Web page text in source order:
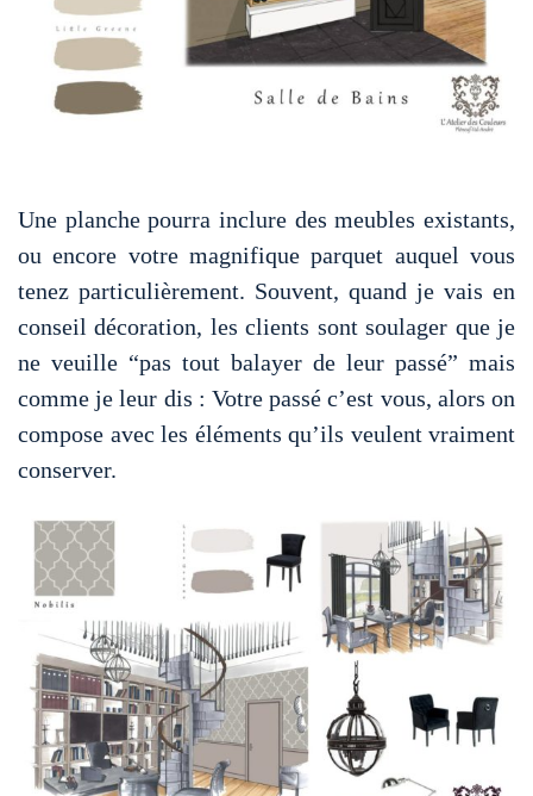
Une planche pourra inclure des meubles existants,
ou encore votre magnifique parquet auquel vous
tenez particulièrement. Souvent, quand je vais en
conseil décoration, les clients sont soulager que je
ne veuille “pas tout balayer de leur passé” mais
comme je leur dis : Votre passé c’est vous, alors on
compose avec les éléments qu’ils veulent vraiment
conserver.